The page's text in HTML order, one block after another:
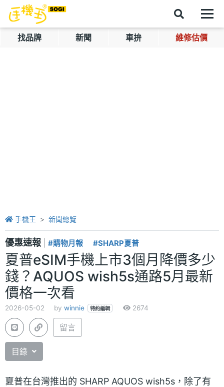
找品牌 新聞 車拚 維修估價
手機王 新聞總覽
優惠速報 #購物月報 #SHARP夏普
夏普eSIM手機上市3個月降價多少
錢？AQUOS wish5s通路5月最新
價格一次看
2026-05-02 by winnie 特約編輯 2674
留言
目錄
夏普在台灣推出的 SHARP AQUOS wish5s，除了有